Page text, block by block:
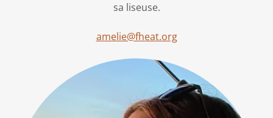
sa liseuse.
amelie@fheat.org